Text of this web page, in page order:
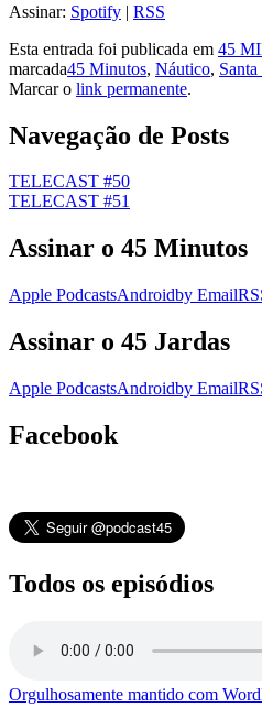
Assinar: Spotify | RSS
Esta entrada foi publicada em 45
marcada45 Minutos, Náutico,
Marcar o link permanente.
Navegação de Posts
TELECAST #50
TELECAST #51
Assinar o 45 Minutos
Apple PodcastsAndroidby Email
Assinar o 45 Jardas
Apple PodcastsAndroidby Email
Facebook
Todos os episódios
Orgulhosamente mantido com